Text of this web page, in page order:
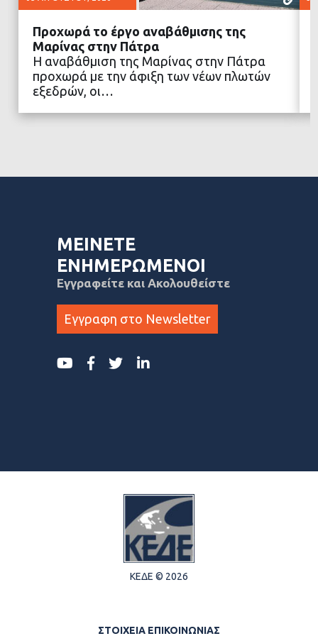
ΔΙΑΒΑΣΤΕ ΠΕΡΙΣΣΟΤΕΡΑ
Προχωρά το έργο αναβάθμισης της
Μαρίνας στην Πάτρα
Η αναβάθμιση της Μαρίνας στην Πάτρα
προχωρά με την άφιξη των νέων πλωτών
εξεδρών, οι…
ΜΕΙΝΕΤΕ
ΕΝΗΜΕΡΩΜΕΝΟΙ
Εγγραφείτε και Ακολουθείστε
Εγγραφη στο Newsletter
ΚΕΔΕ © 2026
ΣΤΟΙΧΕΙΑ ΕΠΙΚΟΙΝΩΝΙΑΣ